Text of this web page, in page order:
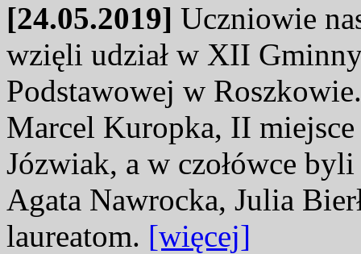
[24.05.2019] Uczniowie
wzięli udział w XII
Podstawowej w
Marcel Kuropka, II
Józwiak, a w czołówce
Agata Nawrocka, Julia
laureatom. [więcej]